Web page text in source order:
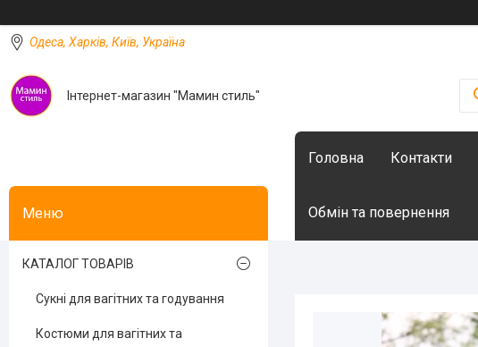
Одеса, Харків, Київ, Україна
Інтернет-магазин "Мамин стиль"
Головна Контакти
Обмін та повернення
КАТАЛОГ ТОВАРІВ
Сукні для вагітних та годування
Костюми для вагітних та